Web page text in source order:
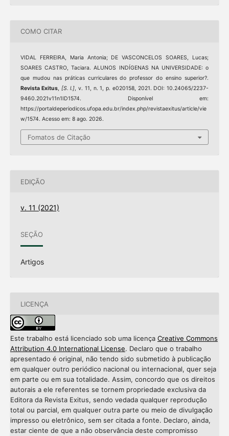
COMO CITAR
VIDAL FERREIRA, Maria Antonia; DE VASCONCELOS SOARES, Lucas;
SOARES CASTRO, Taciara. ALUNOS INDÍGENAS NA UNIVERSIDADE: o
que mudou nas práticas curriculares do professor do ensino superior?.
Revista Exitus, [S. l.], v. 11, n. 1, p. e020158, 2021. DOI: 10.24065/2237-
9460.2021v11n1ID1574. Disponível em:
https://portaldeperiodicos.ufopa.edu.br/index.php/revistaexitus/article/vie
w/1574. Acesso em: 8 ago. 2026.
Fomatos de Citação
EDIÇÃO
v. 11 (2021)
SEÇÃO
Artigos
LICENÇA
Este trabalho está licenciado sob uma licença Creative Commons
Attribution 4.0 International License. Declaro que o trabalho
apresentado é original, não tendo sido submetido à publicação
em qualquer outro periódico nacional ou internacional, quer seja
em parte ou em sua totalidade. Assim, concordo que os direitos
autorais a ele referentes se tornem propriedade exclusiva da
Editora da Revista Exitus, sendo vedada qualquer reprodução
total ou parcial, em qualquer outra parte ou meio de divulgação
impresso ou eletrônico, sem ser citada a fonte. Declaro, ainda,
estar ciente de que a não observância deste compromisso